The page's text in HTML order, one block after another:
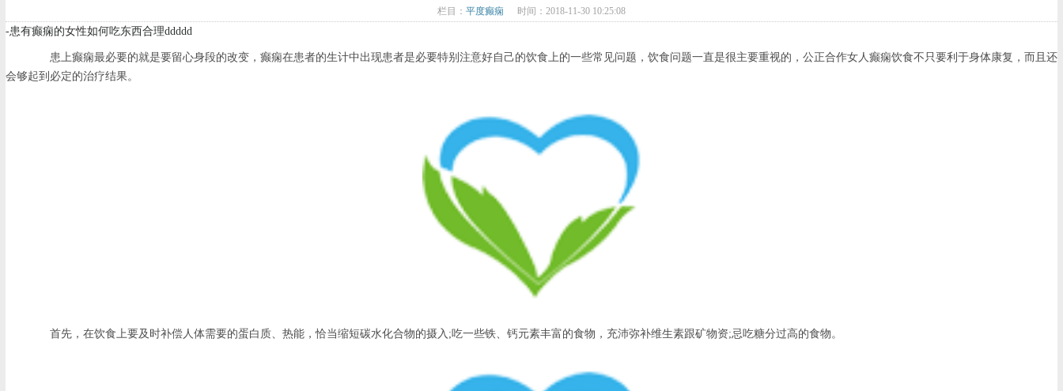
栏目： 平度癫痫 时间：2018-11-30 10:25:08
-患有癫痫的女性如何吃东西合理ddddd
患上癫痫最必要的就是要留心身段的改变，癫痫在患者的生计中出现患者是必要特别注意好自己的饮食上的一些常见问题，饮食问题一直是很主要重视的，公正合作女人癫痫饮食不只要利于身体康复，而且还
会够起到必定的治疗结果。
首先，在饮食上要及时补偿人体需要的蛋白质、热能，恰当缩短碳水化合物的摄入;吃一些铁、钙元素丰富的食物，充沛弥补维生素跟矿物资;忌吃糖分过高的食物。